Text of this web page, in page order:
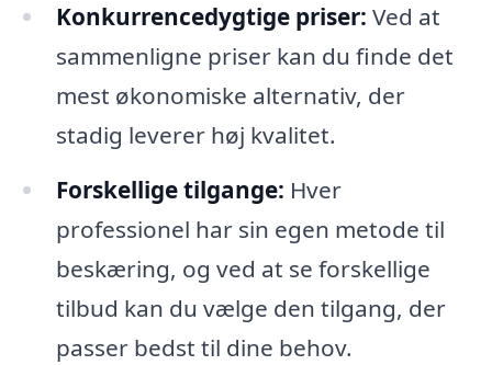
Konkurrencedygtige priser: Ved at
sammenligne priser kan du finde det
mest økonomiske alternativ, der
stadig leverer høj kvalitet.
Forskellige tilgange: Hver
professionel har sin egen metode til
beskæring, og ved at se forskellige
tilbud kan du vælge den tilgang, der
passer bedst til dine behov.